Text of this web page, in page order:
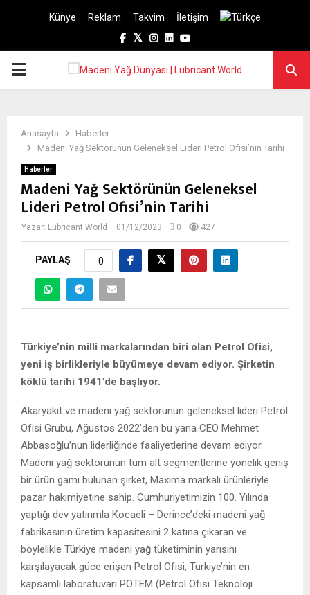
Künye Reklam Takvim
İletişim
Facebook
TwitterInstagram
LinkedinYoutube
PRIMARY
Anasayfa
Haberler
Madeni Yağ Sektörünün Geleneksel Lideri Petrol Ofisi’nin Tarihi
Haberler
Madeni Yağ Sektörünün Geleneksel
Lideri Petrol Ofisi’nin Tarihi
Yazar: Lubricant World 01/12/2023 0 427
PAYLAŞ 0
Türkiye’nin milli markalarından biri olan Petrol Ofisi,
yeni iş birlikleriyle büyümeye devam ediyor. Şirketin
köklü tarihi 1941’de başlıyor.
Akaryakıt ve madeni yağ sektörünün geleneksel lideri Petrol
Ofisi Grubu, Ağustos 2022’den bu yana CEO Mehmet
Abbasoğlu’nun liderliğinde faaliyetlerine devam ediyor.
Madeni yağ sektörünün tüm alt segmentlerine yönelik geniş
bir ürün gamı bulunan şirket, Maxima markalı ürünleriyle
pazar hakimiyetine sahip. Cumhuriyetimizin 100. Yılında
yaptığı dev yatırımla Kocaeli – Derince’deki madeni yağ
fabrikasının üretim kapasitesini 2 katına çıkaran ve
böylelikle Türkiye madeni yağ tüketiminin yarısını
karşılayacak güce erişen Petrol Ofisi, Türkiye’nin en
kapsamlı laboratuvarı POTEM (Petrol Ofisi Teknoloji